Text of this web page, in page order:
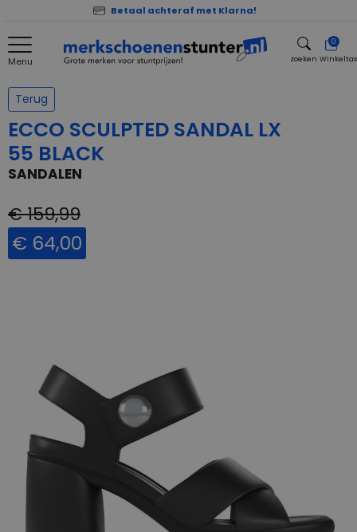
Betaal achteraf met Klarna!
Menu zoeken
0
Winkeltas
Terug
ECCO SCULPTED SANDAL LX
55 BLACK
SANDALEN
€ 159,99
€ 64,00